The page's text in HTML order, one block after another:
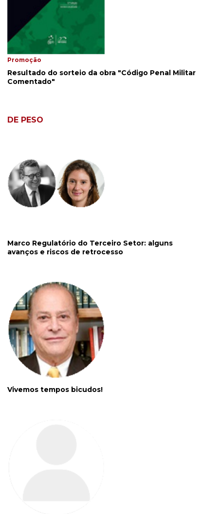
Promoção
Resultado do sorteio da obra "Código Penal Militar
Comentado"
DE PESO
Marco Regulatório do Terceiro Setor: alguns
avanços e riscos de retrocesso
Vivemos tempos bicudos!